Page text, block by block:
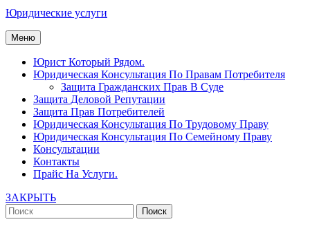
Юридические услуги
Меню
Юрист Который Рядом.
Юридическая Консультация По Правам Потребителя
Защита Гражданских Прав В Суде
Защита Деловой Репутации
Защита Прав Потребителей
Юридическая Консультация По Трудовому Праву
Юридическая Консультация По Семейному Праву
Консультации
Контакты
Прайс На Услуги.
ЗАКРЫТЬ